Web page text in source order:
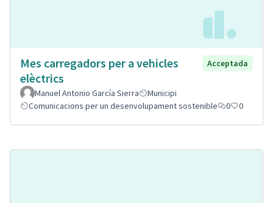
Mes carregadors per a vehicles
elèctrics
Acceptada
Manuel Antonio García Sierra
Municipi
Comunicacions per un desenvolupament sostenible
0 0